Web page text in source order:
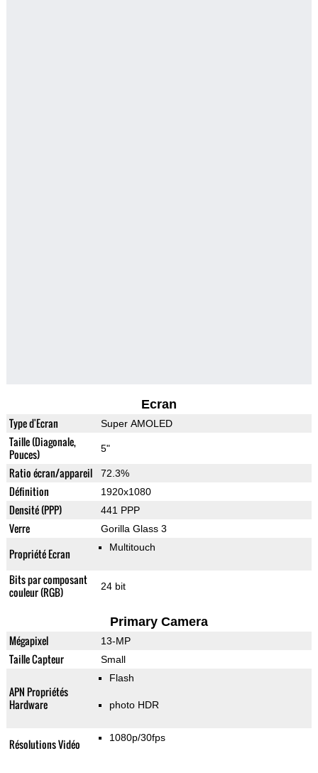
Ecran
Type d'Ecran Super AMOLED
Taille (Diagonale,
Pouces)
5"
Ratio écran/appareil 72.3%
Définition 1920x1080
Densité (PPP) 441 PPP
Verre Gorilla Glass 3
Propriété Ecran Multitouch
Bits par composant
couleur (RGB)
24 bit
Primary Camera
Mégapixel 13-MP
Taille Capteur Small
APN Propriétés
Hardware
Flash
photo HDR
Résolutions Vidéo 1080p/30fps